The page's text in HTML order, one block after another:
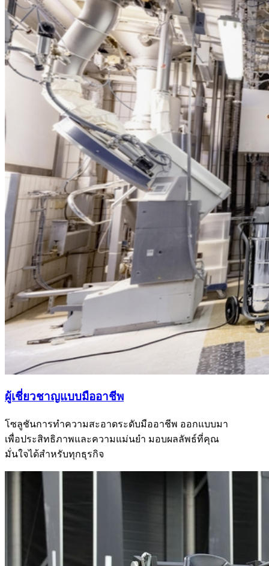
ผู้เชี่ยวชาญแบบมืออาชีพ
โซลูชันการทำความสะอาดระดับมืออาชีพ ออกแบบมา
เพื่อประสิทธิภาพและความแม่นยำ มอบผลลัพธ์ที่คุณ
มั่นใจได้สำหรับทุกธุรกิจ